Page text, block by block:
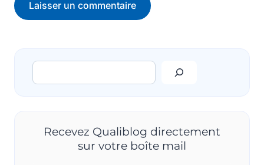
Rechercher
Recevez Qualiblog directement
sur votre boîte mail